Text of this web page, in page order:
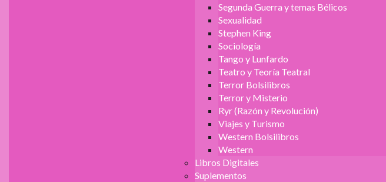
Segunda Guerra y temas Bélicos
Sexualidad
Stephen King
Sociología
Tango y Lunfardo
Teatro y Teoría Teatral
Terror Bolsilibros
Terror y Misterio
Ryr (Razón y Revolución)
Viajes y Turismo
Western Bolsilibros
Western
Libros Digitales
Suplementos